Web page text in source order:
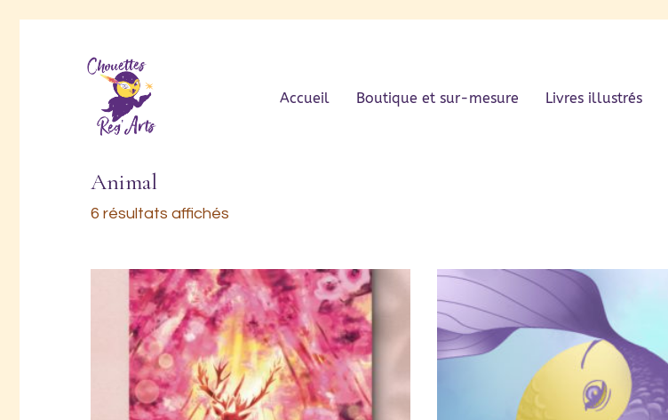
Accueil Boutique et sur-mesure Livres illustrés
Animal
6 résultats affichés